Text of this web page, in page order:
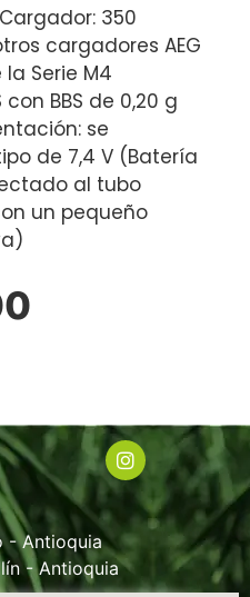
350
cargadores AEG
Serie M4
con BBS de 0,20 g
se
de 7,4 V (Batería
al tubo
un pequeño
- Antioquia
- Antioquia